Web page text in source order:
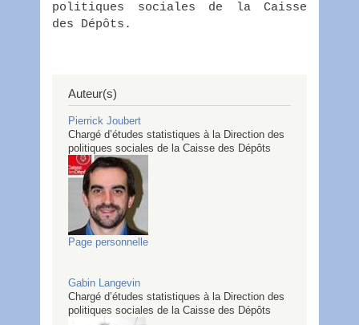
politiques sociales de la Caisse
des Dépôts.
Auteur(s)
Pierrick Joubert
Chargé d’études statistiques à la Direction des
politiques sociales de la Caisse des Dépôts
Page personnelle
Gabin
Langevin
Chargé d’études statistiques à la Direction des
politiques sociales de la Caisse des Dépôts